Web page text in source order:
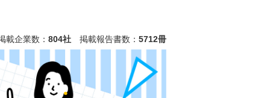
載企業数： 804社 掲載報告書数： 5712冊